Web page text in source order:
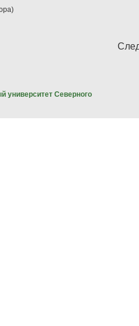
университет Северного